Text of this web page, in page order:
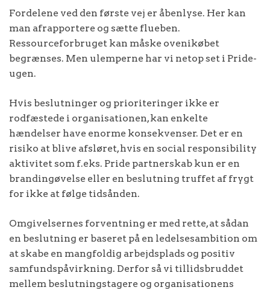
Fordelene ved den første vej er åbenlyse. Her kan
man afrapportere og sætte flueben.
Ressourceforbruget kan måske ovenikøbet
begrænses. Men ulemperne har vi netop set i Pride-
ugen.
Hvis beslutninger og prioriteringer ikke er
rodfæstede i organisationen, kan enkelte
hændelser have enorme konsekvenser. Det er en
risiko at blive afsløret, hvis en social responsibility
aktivitet som f.eks. Pride partnerskab kun er en
brandingøvelse eller en beslutning truffet af frygt
for ikke at følge tidsånden.
Omgivelsernes forventning er med rette, at sådan
en beslutning er baseret på en ledelsesambition om
at skabe en mangfoldig arbejdsplads og positiv
samfundspåvirkning. Derfor så vi tillidsbruddet
mellem beslutningstagere og organisationens